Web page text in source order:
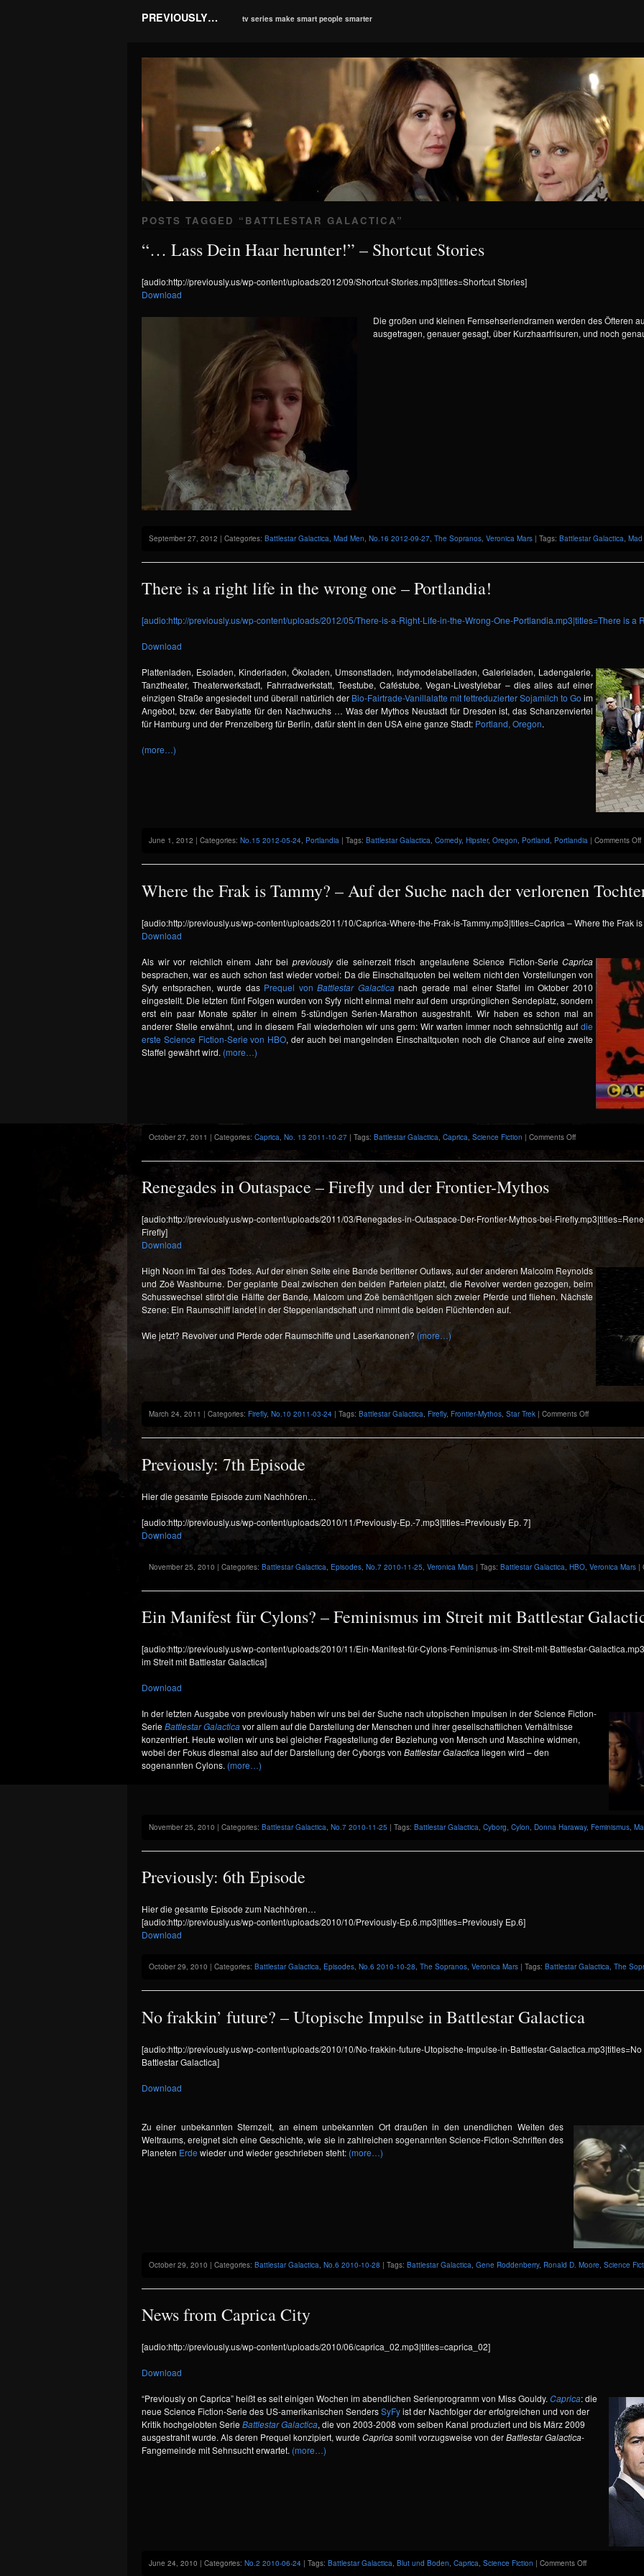
PREVIOUSLY… tv series make smart people smarter
POSTS TAGGED “ BATTLESTAR GALACTICA”
“… Lass Dein Haar herunter!” – Shortcut Stories
[audio:http://previously.us/wp-content/uploads/2012/09/Shortcut-Stories.mp3|titles=Shortcut Stories]
Download
Die großen und kleinen Fernsehseriendramen werden des Öfteren
ausgetragen, genauer gesagt, über Kurzhaarfrisuren, und noch
September 27, 2012 | Categories: Battlestar Galactica, Mad Men, No.16 2012-09-27, The Sopranos, Veronica Mars | Tags: Battlestar Galactica, Mad
There is a right life in the wrong one – Portlandia!
[audio:http://previously.us/wp-content/uploads/2012/05/There-is-a-Right-Life-in-the-Wrong-One-Portlandia.mp3|titles=There is a
Download
Plattenladen, Esoladen, Kinderladen, Ökoladen, Umsonstladen, Indymodelabelladen, Galerieladen, Ladengalerie,
Tanztheater, Theaterwerkstadt, Fahrradwerkstatt, Teestube, Caféstube, Vegan-Livestylebar – dies alles auf einer
einzigen Straße angesiedelt und überall natürlich der Bio-Fairtrade-Vanillalatte mit fettreduzierter Sojamilch to Go im
Angebot, bzw. der Babylatte für den Nachwuchs … Was der Mythos Neustadt für Dresden ist, das Schanzenviertel
für Hamburg und der Prenzelberg für Berlin, dafür steht in den USA eine ganze Stadt: Portland, Oregon.
(more…)
June 1, 2012 | Categories: No.15 2012-05-24, Portlandia | Tags: Battlestar Galactica, Comedy, Hipster, Oregon, Portland, Portlandia | Comments Offon
Where the Frak is Tammy? – Auf der Suche nach der verlorenen
[audio:http://previously.us/wp-content/uploads/2011/10/Caprica-Where-the-Frak-is-Tammy.mp3|titles=Caprica – Where the Frak is
Download
Als wir vor reichlich einem Jahr bei previouslydie seinerzeit frisch angelaufene Science Fiction-Serie Caprica
besprachen, war es auch schon fast wieder vorbei: Da die Einschaltquoten bei weitem nicht den Vorstellungen von
Syfy entsprachen, wurde das Prequel vonBattlestar Galacticanach gerade mal einer Staffel im Oktober 2010
eingestellt. Die letzten fünf Folgen wurden von Syfy nicht einmal mehr auf dem ursprünglichen Sendeplatz, sondern
erst ein paar Monate später in einem 5-stündigen Serien-Marathon ausgestrahlt. Wir haben es schon mal an
anderer Stelle erwähnt, und in diesem Fall wiederholen wir uns gern: Wir warten immer noch sehnsüchtig auf die
erste Science Fiction-Serie von HBO, der auch bei mangelnden Einschaltquoten noch die Chance auf eine zweite
Staffel gewährt wird. (more…)
October 27, 2011 | Categories: Caprica No. 13 2011-10-27 | Tags: Battlestar Galactica Caprica Science Fiction | Comments Offon
der
verlorenen
Tochter
in
Caprica
Renegades in Outaspace – Firefly und der Frontier-Mythos
[audio:http://previously.us/wp-content/uploads/2011/03/Renegades-in-Outaspace-Der-Frontier-Mythos-bei-
Firefly]
Download
High Noon im Tal des Todes. Auf der einen Seite eine Bande berittener Outlaws, auf der anderen Malcolm Reynolds
und Zoë Washburne. Der geplante Deal zwischen den beiden Parteien platzt, die Revolver werden gezogen, beim
Schusswechsel stirbt die Hälfte der Bande, Malcom und Zoë bemächtigen sich zweier Pferde und fliehen. Nächste
Szene: Ein Raumschifflandet in der Steppenlandschaft und nimmt die beiden Flüchtenden auf.
Wie jetzt? Revolver und Pferde oder Raumschiffe und Laserkanonen? (more…)
March 24, 2011 | Categories: Firefly, No.10 2011-03-24 | Tags: Battlestar Galactica, Firefly, Frontier-Mythos, Star Trek | Comments Offon
in
Previously: 7th Episode
Hier die gesamte Episode zum Nachhören…
[audio:http://previously.us/wp-content/uploads/2010/11/Previously-Ep.-7.mp3|titles=Previously Ep. 7]
Download
November 25, 2010 | Categories: Battlestar Galactica Episodes No.7 2010-11-25 Veronica Mars | Tags: Battlestar Galactica HBO Veronica Mars |
Ein Manifest für Cylons? – Feminismus im Streit mit Battlestar
[audio:http://previously.us/wp-content/uploads/2010/11/Ein-Manifest-für-Cylons-Feminismus-im-Streit-mit-Battlestar-
im Streit mit Battlestar Galactica]
Download
In der letzten Ausgabe von previously haben wir uns bei der Suche nach utopischen Impulsen in der Science Fiction-
SerieBattlestar Galacticavor allem auf die Darstellung der Menschen und ihrer gesellschaftlichen Verhältnisse
konzentriert. Heute wollen wir uns bei gleicher Fragestellung der Beziehung von Mensch und Maschine widmen,
wobei der Fokus diesmal also auf der Darstellung der Cyborgs von Battlestar Galacticaliegen wird – den
sogenannten Cylons. (more…)
November 25, 2010 | Categories: Battlestar Galactica, No.7 2010-11-25 | Tags: Battlestar Galactica, Cyborg, Cylon, Donna Haraway, Feminismus,
Previously: 6th Episode
Hier die gesamte Episode zum Nachhören…
[audio:http://previously.us/wp-content/uploads/2010/10/Previously-Ep.6.mp3|titles=Previously Ep.6]
Download
October 29, 2010 | Categories: Battlestar Galactica, Episodes, No.6 2010-10-28, The Sopranos, Veronica Mars | Tags: Battlestar Galactica, The
No frakkin’ future? – Utopische Impulse in Battlestar Galactica
[audio:http://previously.us/wp-content/uploads/2010/10/No-frakkin-future-Utopische-Impulse-in-Battlestar-
Battlestar Galactica]
Download
Zu einer unbekannten Sternzeit, an einem unbekannten Ort draußen in den unendlichen Weiten des
Weltraums, ereignet sich eine Geschichte, wie sie in zahlreichen sogenannten Science-Fiction-Schriften des
Planeten Erde wieder und wieder geschrieben steht: (more…)
October 29, 2010 | Categories: Battlestar Galactica No.6 2010-10-28 | Tags: Battlestar Galactica Gene Roddenberry, Ronald D. Moore Science
News from Caprica City
[audio:http://previously.us/wp-content/uploads/2010/06/caprica_02.mp3|titles=caprica_02]
Download
“Previously on Caprica” heißt es seit einigen Wochen im abendlichen Serienprogramm von Miss Gouldy. Caprica: die
neue Science Fiction-Serie des US-amerikanischen SendersSyFyist der Nachfolger der erfolgreichen und von der
Kritik hochgelobten Serie Battlestar Galactica, die von 2003-2008 vom selben Kanal produziert und bis März 2009
ausgestrahlt wurde. Als deren Prequel konzipiert, wurde Capricasomit vorzugsweise von derBattlestar Galactica-
Fangemeinde mit Sehnsucht erwartet. (more…)
June 24, 2010 | Categories: No.2 2010-06-24 | Tags: Battlestar Galactica, Blut und Boden, Caprica, Science Fiction | Comments Offon